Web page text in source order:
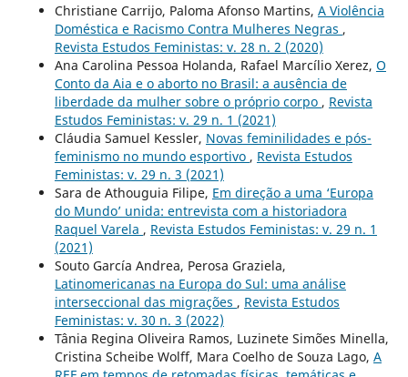
Christiane Carrijo, Paloma Afonso Martins, A Violência
Doméstica e Racismo Contra Mulheres Negras ,
Revista Estudos Feministas: v. 28 n. 2 (2020)
Ana Carolina Pessoa Holanda, Rafael Marcílio Xerez, O
Conto da Aia e o aborto no Brasil: a ausência de
liberdade da mulher sobre o próprio corpo , Revista
Estudos Feministas: v. 29 n. 1 (2021)
Cláudia Samuel Kessler, Novas feminilidades e pós-
feminismo no mundo esportivo , Revista Estudos
Feministas: v. 29 n. 3 (2021)
Sara de Athouguia Filipe, Em direção a uma ‘Europa
do Mundo’ unida: entrevista com a historiadora
Raquel Varela , Revista Estudos Feministas: v. 29 n. 1
(2021)
Souto García Andrea, Perosa Graziela,
Latinomericanas na Europa do Sul: uma análise
interseccional das migrações , Revista Estudos
Feministas: v. 30 n. 3 (2022)
Tânia Regina Oliveira Ramos, Luzinete Simões Minella,
Cristina Scheibe Wolff, Mara Coelho de Souza Lago, A